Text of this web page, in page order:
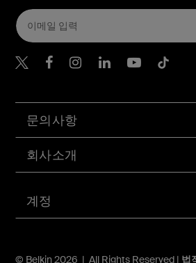
계정
문의사항
회사소개
© Belkin 2026 | All Rights Reserved | 법
Belkin Twitter